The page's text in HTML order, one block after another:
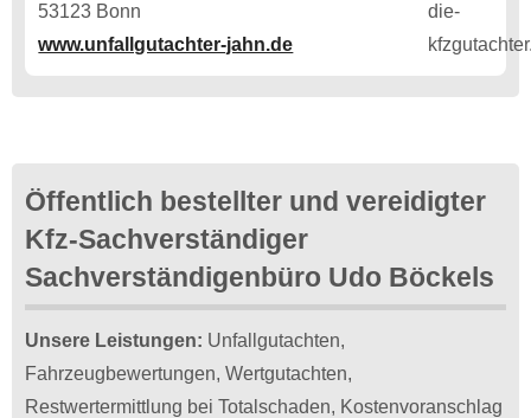
53123 Bonn
www.unfallgutachter-jahn.de
Öffentlich bestellter und vereidigter
Kfz-Sachverständiger
Sachverständigenbüro Udo Böckels
Unsere Leistungen: Unfallgutachten,
Fahrzeugbewertungen, Wertgutachten,
Restwertermittlung bei Totalschaden, Kostenvoranschlag